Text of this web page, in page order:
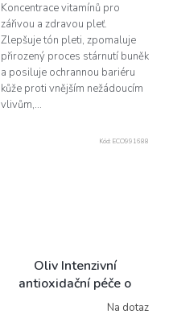
Koncentrace vitamínů pro
zářivou a zdravou pleť.
Zlepšuje tón pleti, zpomaluje
přirozený proces stárnutí buněk
a posiluje ochrannou bariéru
kůže proti vnějším nežádoucím
vlivům,...
Oliv Intenzivní
antioxidační péče o
obličej, 50mlNa dotaz
Kód: ECO991688